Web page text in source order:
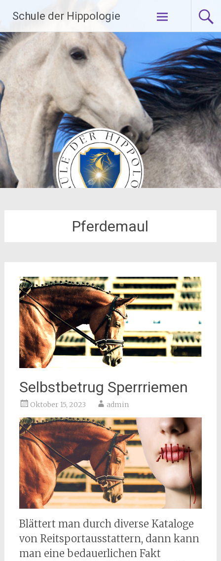
Inhalt
springen
Schule der Hippologie
Pferdemaul
Selbstbetrug Sperrriemen
Oktober 15, 2023 admin
Blättert man durch diverse Kataloge
von Reitsportausstattern, dann kann
man eine bedauerlichen Fakt